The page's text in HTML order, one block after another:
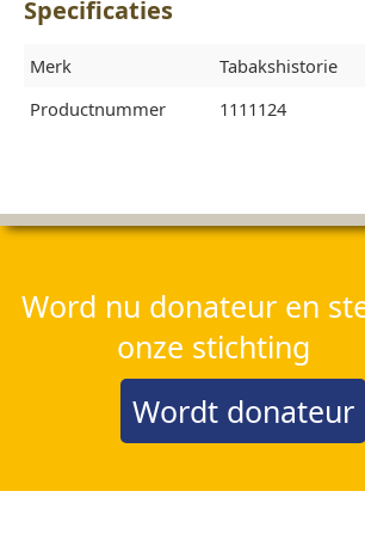
Specificaties
Merk
Tabakshistorie
Productnummer
1111124
Word nu donateur en
onze stichting
Wordt donateur